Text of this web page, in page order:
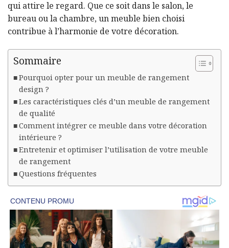
qui attire le regard. Que ce soit dans le salon, le
bureau ou la chambre, un meuble bien choisi
contribue à l’harmonie de votre décoration.
Sommaire
Pourquoi opter pour un meuble de rangement
design ?
Les caractéristiques clés d’un meuble de rangement
de qualité
Comment intégrer ce meuble dans votre décoration
intérieure ?
Entretenir et optimiser l’utilisation de votre meuble
de rangement
Questions fréquentes